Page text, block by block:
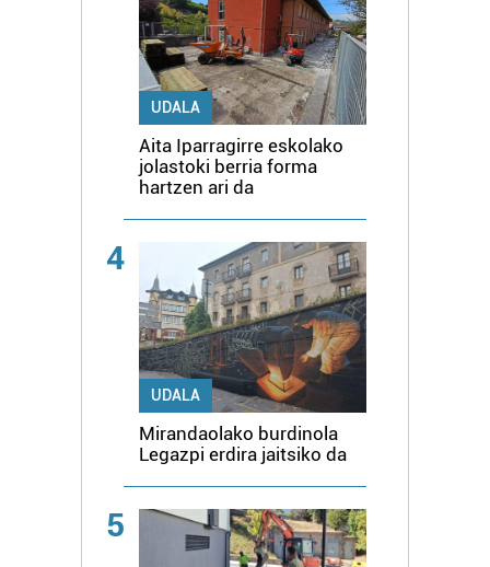
UDALA
Aita Iparragirre eskolako
jolastoki berria forma
hartzen ari da
4
UDALA
Mirandaolako burdinola
Legazpi erdira jaitsiko da
5